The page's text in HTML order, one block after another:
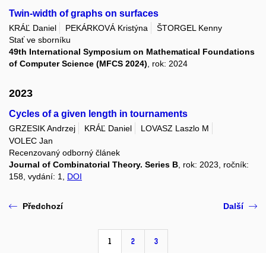
Twin-width of graphs on surfaces
KRÁĽ Daniel PEKÁRKOVÁ Kristýna
ŠTORGEL Kenny
Stať ve sborníku
49th International Symposium on Mathematical Foundations
of Computer Science (MFCS 2024), rok: 2024
2023
Cycles of a given length in tournaments
GRZESIK Andrzej KRÁĽ Daniel
LOVASZ Laszlo M
VOLEC Jan
Recenzovaný odborný článek
Journal of Combinatorial Theory. Series B, rok: 2023, ročník:
158, vydání: 1, DOI
Předchozí
1 2 3
Další